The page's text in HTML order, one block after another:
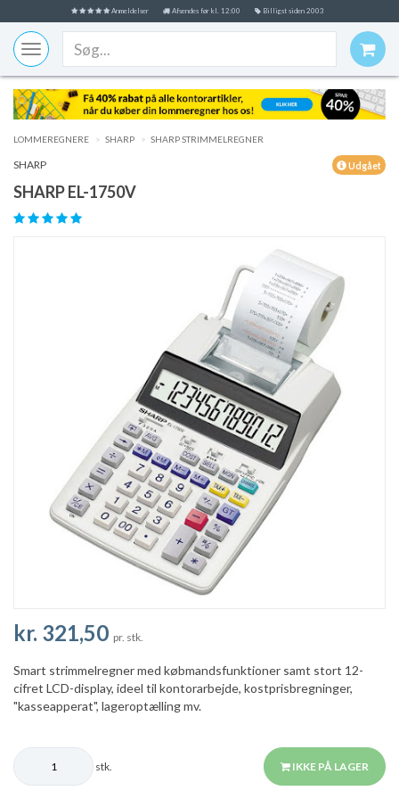
Anmeldelser Afsendes før kl. 12:00 Billigst siden 2003
Toggle
navigation
LOMMEREGNERE SHARP SHARP STRIMMELREGNER
Udgået
SHARP
SHARP EL-1750V
kr. 321,50 pr. stk.
Smart strimmelregner med købmandsfunktioner samt stort 12-
cifret LCD-display, ideel til kontorarbejde, kostprisbregninger,
"kasseapperat", lageroptælling mv.
stk. IKKE PÅ LAGER